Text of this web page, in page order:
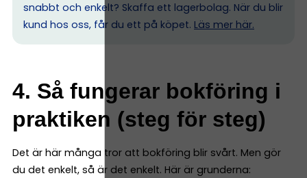
snabbt och enkelt? Skaffa ett lagerbolag. När du blir
kund hos oss, får du ett på köpet. Läs mer här.
4. Så fungerar bokföring i
praktiken (steg för steg)
Det är här många tror att bokföring blir svårt. Men gör
du det enkelt, så är det enkelt. Här är grunderna: